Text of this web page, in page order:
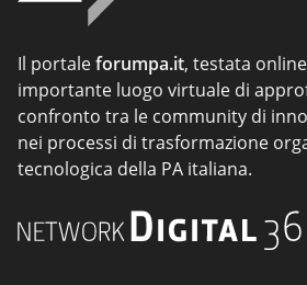
Il portaleforumpa.it, testata
importante luogo virtuale di
confronto tra le community di
nei processi di trasformazione
tecnologica della PA italiana.